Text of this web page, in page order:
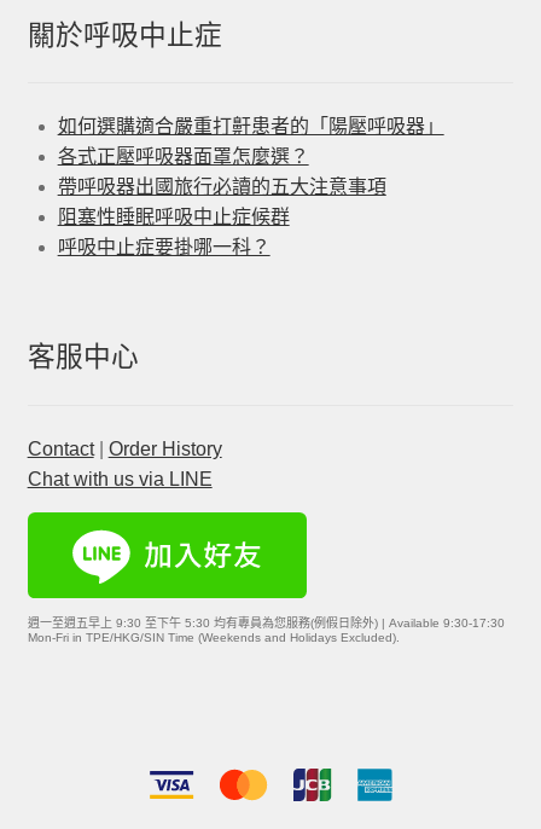
關於呼吸中止症
如何選購適合嚴重打鼾患者的「陽壓呼吸器」
各式正壓呼吸器面罩怎麼選？
帶呼吸器出國旅行必讀的五大注意事項
阻塞性睡眠呼吸中止症候群
呼吸中止症要掛哪一科？
客服中心
Contact| Order History
Chat with us via LINE
週一至週五早上 9:30 至下午 5:30 均有專員為您服務(例假日除外) | Available 9:30-17:30
Mon-Fri in TPE/HKG/SIN Time (Weekends and Holidays Excluded).